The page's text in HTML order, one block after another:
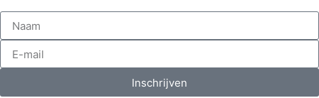
Inschrijven